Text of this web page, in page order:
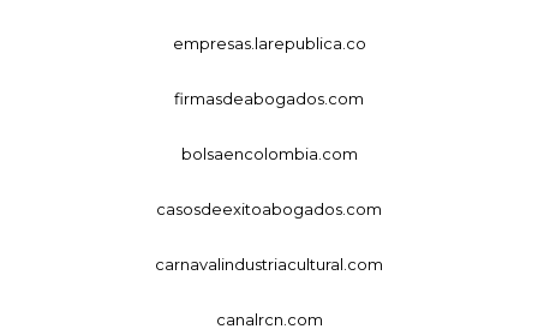
empresas.larepublica.co
firmasdeabogados.com
bolsaencolombia.com
casosdeexitoabogados.com
carnavalindustriacultural.com
canalrcn.com